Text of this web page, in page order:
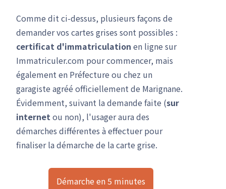
Comme dit ci-dessus, plusieurs façons de
demander vos cartes grises sont possibles :
certificat d'immatriculation en ligne sur
Immatriculer.com pour commencer, mais
également en Préfecture ou chez un
garagiste agréé officiellement de Marignane.
Évidemment, suivant la demande faite (sur
internetou non), l'usager aura des
démarches différentes à effectuer pour
finaliser la démarche de la carte grise.
Démarche en 5 minutes